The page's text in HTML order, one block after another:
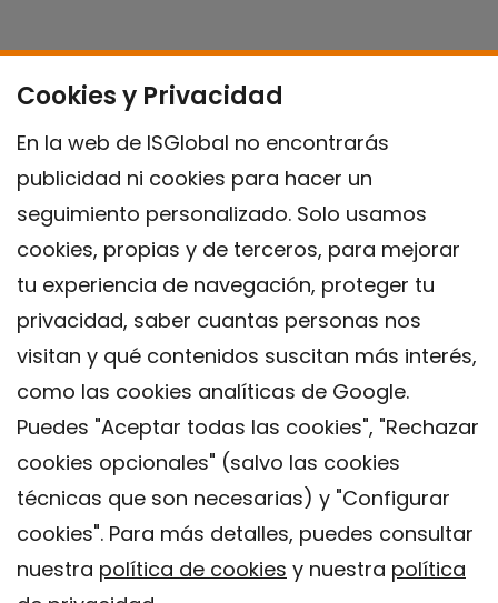
Cookies y Privacidad
En la web de ISGlobal no encontrarás
publicidad ni cookies para hacer un
seguimiento personalizado. Solo usamos
cookies, propias y de terceros, para mejorar
tu experiencia de navegación, proteger tu
privacidad, saber cuantas personas nos
visitan y qué contenidos suscitan más interés,
como las cookies analíticas de Google.
Puedes "Aceptar todas las cookies", "Rechazar
cookies opcionales" (salvo las cookies
técnicas que son necesarias) y "Configurar
cookies". Para más detalles, puedes consultar
nuestra política de cookies y nuestra política
Contacto
Política de privacidad